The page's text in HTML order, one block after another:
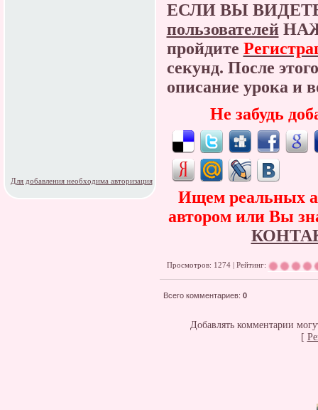
ЕСЛИ ВЫ
пользователей
пройдите
секунд. После
описание урока
Не забудь
Ищем реальных
автором или Вы
Просмотров: 1274 | Рейтинг:
Всего комментариев: 0
Добавлять комментарии
[
Для добавления необходима авторизация